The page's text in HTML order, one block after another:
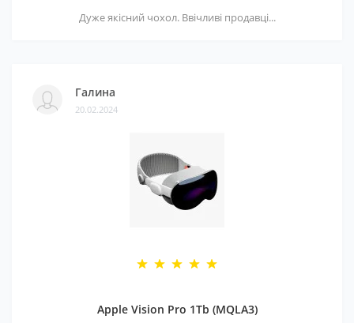
Дуже якісний чохол. Ввічливі продавці...
Галина
20.02.2024
Apple Vision Pro 1Tb (MQLA3)